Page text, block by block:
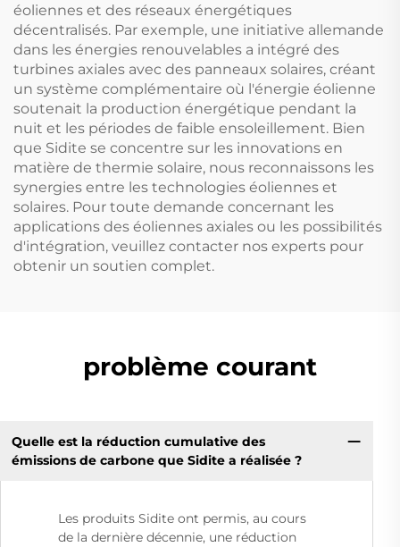
éoliennes et des réseaux énergétiques
décentralisés. Par exemple, une initiative allemande
dans les énergies renouvelables a intégré des
turbines axiales avec des panneaux solaires, créant
un système complémentaire où l'énergie éolienne
soutenait la production énergétique pendant la
nuit et les périodes de faible ensoleillement. Bien
que Sidite se concentre sur les innovations en
matière de thermie solaire, nous reconnaissons les
synergies entre les technologies éoliennes et
solaires. Pour toute demande concernant les
applications des éoliennes axiales ou les possibilités
d'intégration, veuillez contacter nos experts pour
obtenir un soutien complet.
problème courant
Quelle est la réduction cumulative des
émissions de carbone que Sidite a réalisée ?
Les produits Sidite ont permis, au cours
de la dernière décennie, une réduction